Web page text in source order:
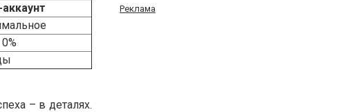
– в деталях.
Реклама